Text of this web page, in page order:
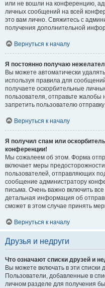
или не вошли на конференцию,
личных сообщений на всей
это вам лично. Свяжитесь с
получения дополнительной
Вернуться к началу
Я постоянно получаю
Вы можете автоматически
используя правила для
получаете оскорбительные
пользователя, отправьте
запретить пользователю
Вернуться к началу
Я получил спам или
конференции!
Мы сожалеем об этом. Форма
включает меры
пользователей, отправляющих
сообщение администратору
письма. Очень важно включить
детальная информация об
сможет в этом случае принять
Вернуться к началу
Друзья и недруги
Что означают списки друзей и
Вы можете включать в эти списки
Пользователи, добавленные в
личном разделе для получения